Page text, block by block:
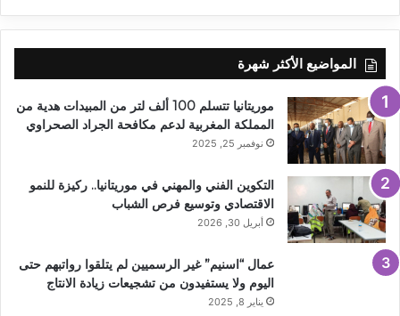
المواضيع الأكثر شهرة
موريتانيا تتسلم 100 ألف لتر من المبيدات هدية من
المملكة المغربية لدعم مكافحة الجراد الصحراوي
نوفمبر 25, 2025
التكوين الفني والمهني في موريتانيا.. ركيزة للنمو
الاقتصادي وتوسيع فرص الشباب
أبريل 30, 2026
عمال “اسنيم” غير الرسميين لم يتلقوا رواتبهم حتى
اليوم ولا يستفيدون من تشجيعات زيادة الانتاج
يناير 8, 2025